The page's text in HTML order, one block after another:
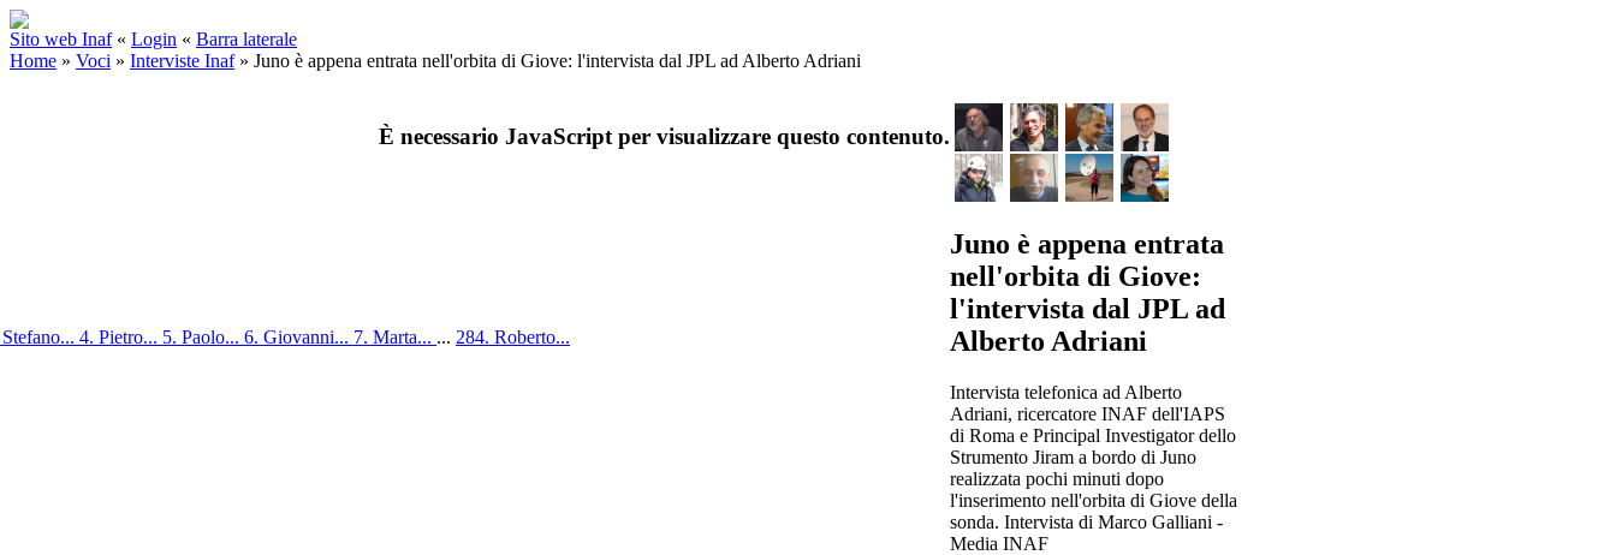
Sito web Inaf « Login « Barra laterale
Home » Voci » Interviste Inaf» Juno è appena entrata nell'orbita di Giove: l'intervista dal JPL ad Alberto Adriani
È necessario JavaScript per visualizzare questo contenuto.
Juno è appena entrata
nell'orbita di Giove:
l'intervista dal JPL ad
Alberto Adriani
Intervista telefonica ad Alberto
Adriani, ricercatore INAF dell'IAPS
di Roma e Principal Investigator dello
Strumento Jiram a bordo di Juno
realizzata pochi minuti dopo
l'inserimento nell'orbita di Giove della
sonda. Intervista di Marco Galliani -
Media INAF
4. Pietro... 5. Paolo... 6. Giovanni... 7. Marta... ... 284. Roberto...